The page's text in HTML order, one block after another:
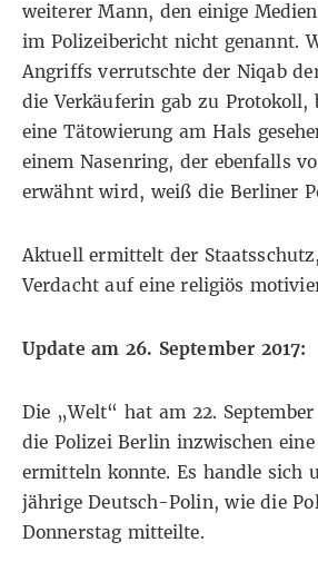
weiterer Mann, den einige
im Polizeibericht nicht genannt.
Angriffs verrutschte der Niqab
die Verkäuferin gab zu Protokoll,
eine Tätowierung am Hals
einem Nasenring, der ebenfalls
erwähnt wird, weiß die Berliner
Aktuell ermittelt der
Verdacht auf eine religiös
Update am 26. September 2017:
Die „Welt“ hat am 22.
die Polizei Berlin inzwischen
ermitteln konnte. Es handle sich
jährige Deutsch-Polin, wie die
Donnerstag mitteilte.